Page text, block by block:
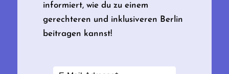
informiert, wie du zu einem
gerechteren und inklusiveren Berlin
beitragen kannst!